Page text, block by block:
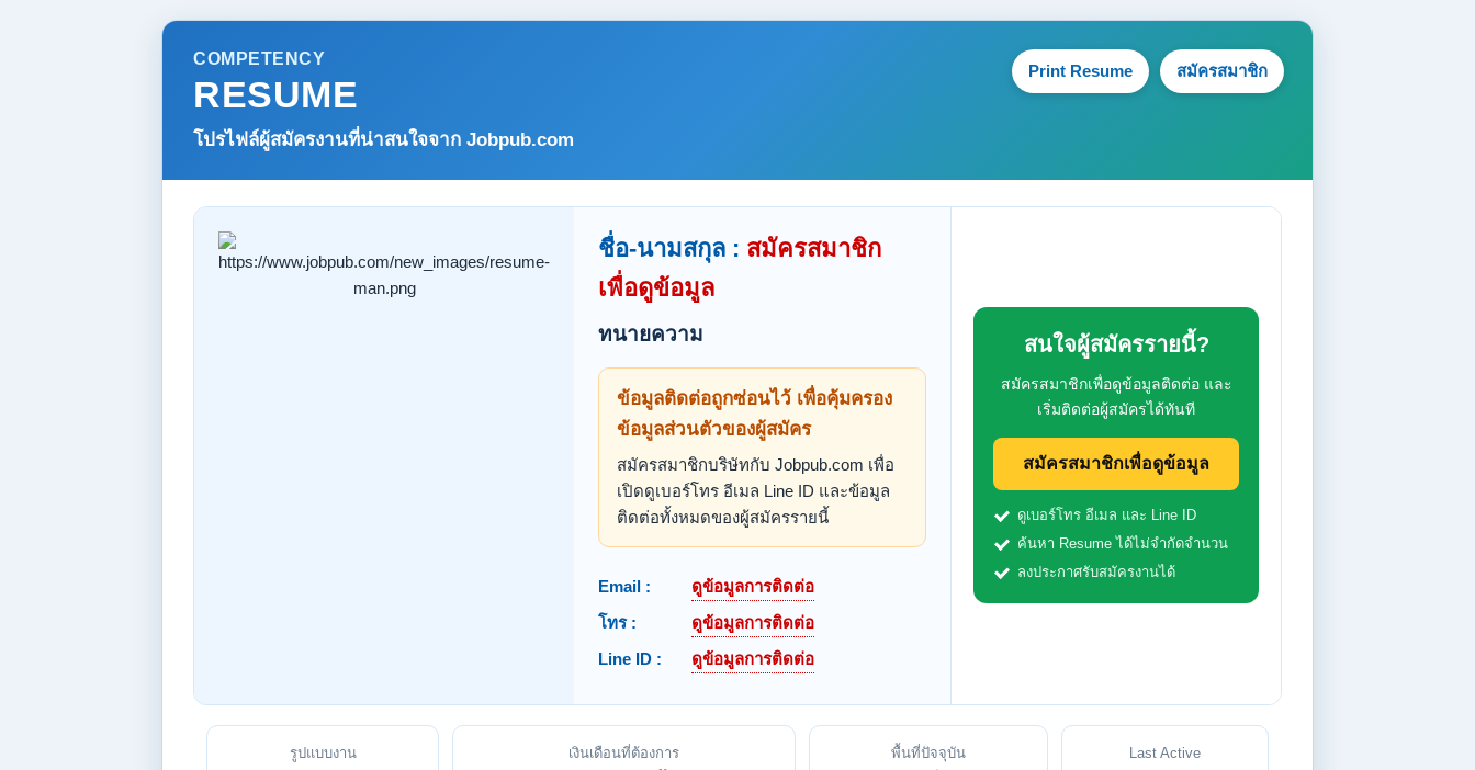
COMPETENCY
RESUME
โปรไฟล์ผู้สมัครงานที่น่าสนใจจาก Jobpub.com
Print Resume สมัครสมาชิก
ชื่อ-นามสกุล : สมัครสมาชิก
เพื่อดูข้อมูล
ทนายความ
ข้อมูลติดต่อถูกซ่อนไว้ เพื่อคุ้มครอง
ข้อมูลส่วนตัวของผู้สมัคร
สมัครสมาชิกบริษัทกับ Jobpub.com เพื่อ
เปิดดูเบอร์โทร อีเมล Line ID และข้อมูล
ติดต่อทั้งหมดของผู้สมัครรายนี้
Email :
ดูข้อมูลการติดต่อ
โทร :
ดูข้อมูลการติดต่อ
Line ID :
ดูข้อมูลการติดต่อ
สนใจผู้สมัครรายนี้?
สมัครสมาชิกเพื่อดูข้อมูลติดต่อ และ
เริ่มติดต่อผู้สมัครได้ทันที
สมัครสมาชิกเพื่อดูข้อมูล
ดูเบอร์โทร อีเมล และ Line ID
ค้นหา Resume ได้ไม่จำกัดจำนวน
ลงประกาศรับสมัครงานได้
รูปแบบงาน เงินเดือนที่ต้องการ พื้นที่ปัจจุบัน Last Active